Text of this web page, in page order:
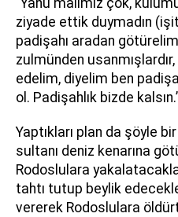
ziyade ettik duymadın
padişahı aradan
zulmünden
edelim, diyelim ben
ol. Padişahlık bizde
Yaptıkları plan da şöyle
sultanı deniz kenarına
Rodoslulara
tahtı tutup beylik
vererek Rodoslulara